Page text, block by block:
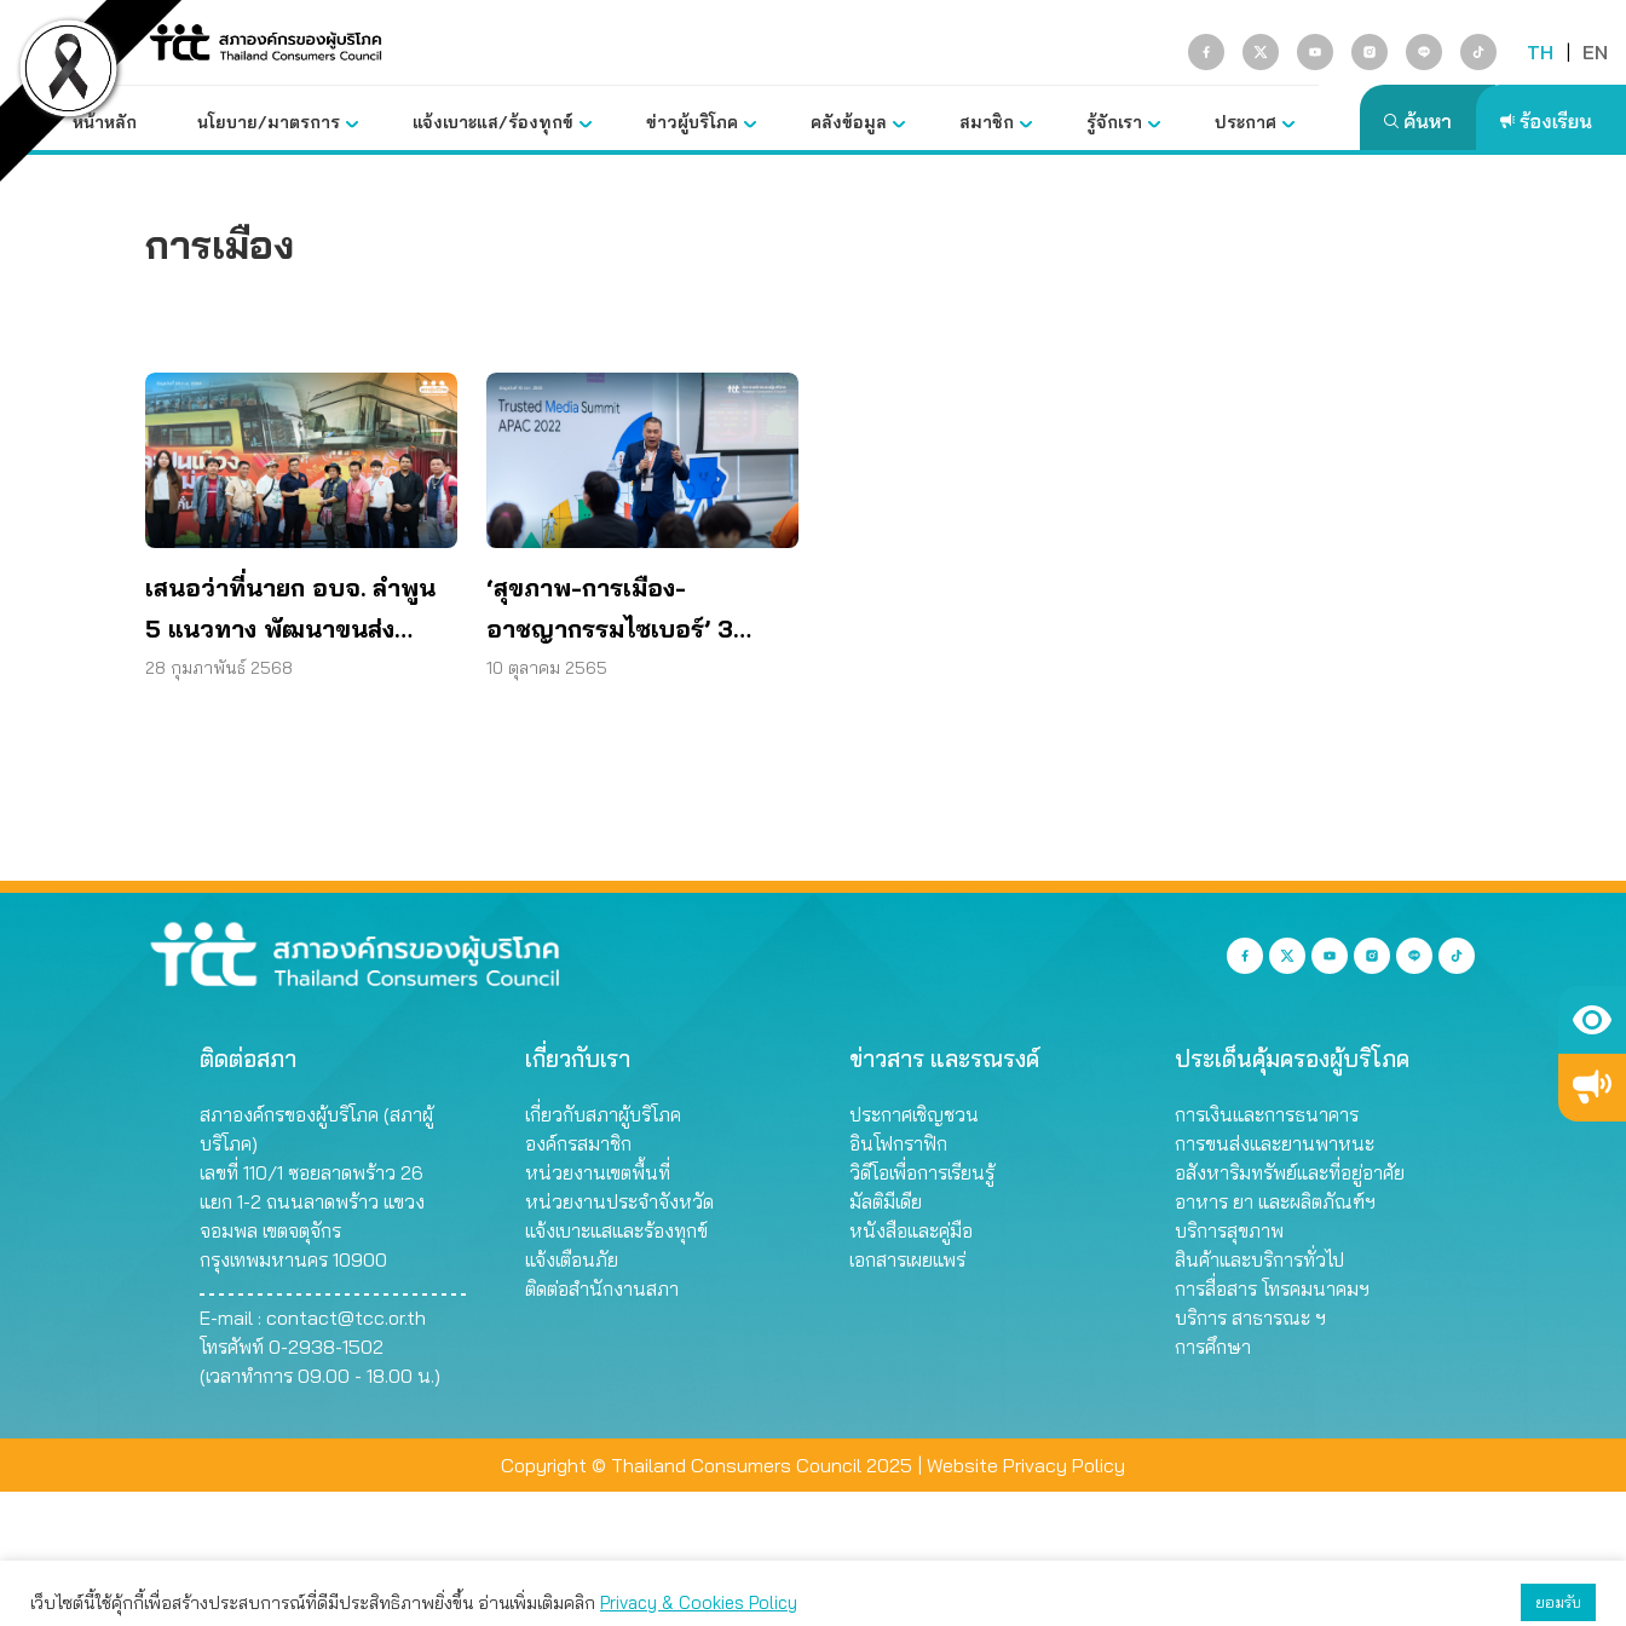
content
TH | EN
หน้าหลัก นโยบาย/มาตรการ แจ้งเบาะแส/ร้องทุกข์ ข่าวผู้บริโภค คลังข้อมูล สมาชิก รู้จักเรา ประกาศ
การเมือง
เสนอว่าที่นายก อบจ. ลำพูน
5 แนวทาง พัฒนาขนส่ง
ปลอดภัย – เป็นธรรม
28 กุมภาพันธ์ 2568
‘สุขภาพ-การเมือง-
อาชญากรรมไซเบอร์’ 3
ข้อมูลผิดปรกติในสังคมไทย
10 ตุลาคม 2565
ติดต่อสภา
สภาองค์กรของผู้บริโภค (สภาผู้
บริโภค)
เลขที่ 110/1 ซอยลาดพร้าว 26
แยก 1-2 ถนนลาดพร้าว แขวง
จอมพล เขตจตุจักร
กรุงเทพมหานคร 10900
E-mail : contact@tcc.or.th
โทรศัพท์ 0-2938-1502
(เวลาทำการ 09.00 - 18.00 น.)
เกี่ยวกับเรา
เกี่ยวกับสภาผู้บริโภค
องค์กรสมาชิก
หน่วยงานเขตพื้นที่
หน่วยงานประจำจังหวัด
แจ้งเบาะแสและร้องทุกข์
แจ้งเตือนภัย
ติดต่อสำนักงานสภา
ข่าวสาร และรณรงค์
ประกาศเชิญชวน
อินโฟกราฟิก
วิดีโอเพื่อการเรียนรู้
มัลติมีเดีย
หนังสือและคู่มือ
เอกสารเผยแพร่
ประเด็นคุ้มครองผู้บริโภค
การเงินและการธนาคาร
การขนส่งและยานพาหนะ
อสังหาริมทรัพย์และที่อยู่อาศัย
อาหาร ยา และผลิตภัณฑ์ฯ
บริการสุขภาพ
สินค้าและบริการทั่วไป
การสื่อสาร โทรคมนาคมฯ
บริการ สาธารณะ ฯ
การศึกษา
Copyright © Thailand Consumers Council 2025 | Website Privacy Policy
เว็บไซต์นี้ใช้คุ้กกี้เพื่อสร้างประสบการณ์ที่ดีมีประสิทธิภาพยิ่งขึ้น อ่านเพิ่มเติมคลิก Privacy & Cookies Policy ยอมรับ
เว็บไซต์นี้ใช้คุกกี้เพื่อมอบประสบการณ์การใช้งานที่ดีให้แก่ท่าน คุณสามารถเลือกตั้งค่าความเป็นส่วนตัวได้